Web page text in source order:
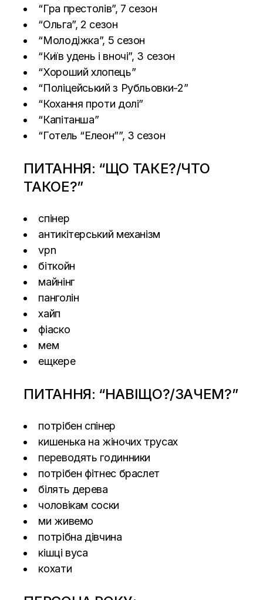
“Гра престолів”, 7 сезон
“Ольга”, 2 сезон
“Молодіжка”, 5 сезон
“Київ удень і вночі”, 3 сезон
“Хороший хлопець”
“Поліцейський з Рубльовки-2”
“Кохання проти долі”
“Капітанша”
“Готель “Елеон””, 3 сезон
ПИТАННЯ: “ЩО ТАКЕ?/ЧТО
ТАКОЕ?”
спінер
антикітерський механізм
vpn
біткойн
майнінг
панголін
хайп
фіаско
мем
ещкере
ПИТАННЯ: “НАВІЩО?/ЗАЧЕМ?”
потрібен спінер
кишенька на жіночих трусах
переводять годинники
потрібен фітнес браслет
білять дерева
чоловікам соски
ми живемо
потрібна дівчина
кішці вуса
кохати